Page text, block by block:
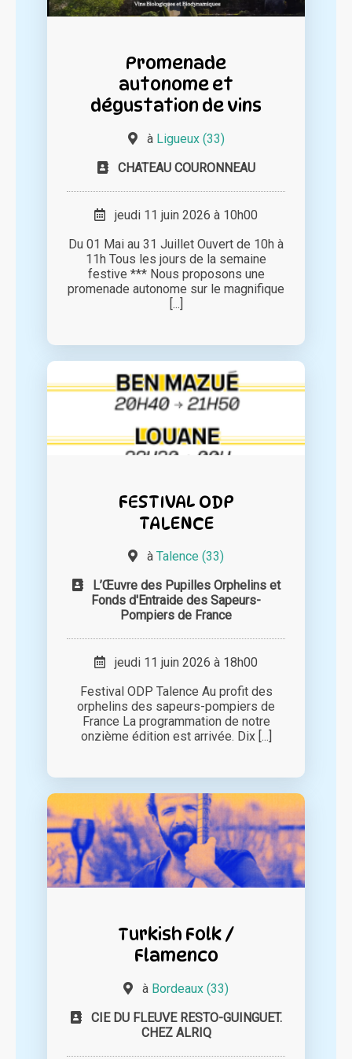
Promenade
autonome et
dégustation de vins
à Ligueux (33)
CHATEAU COURONNEAU
jeudi 11 juin 2026 à 10h00
Du 01 Mai au 31 Juillet Ouvert de 10h à
11h Tous les jours de la semaine
festive *** Nous proposons une
promenade autonome sur le magnifique
[...]
FESTIVAL ODP
TALENCE
à Talence (33)
L’Œuvre des Pupilles Orphelins et
Fonds d'Entraide des Sapeurs-
Pompiers de France
jeudi 11 juin 2026 à 18h00
Festival ODP Talence Au profit des
orphelins des sapeurs-pompiers de
France La programmation de notre
onzième édition est arrivée. Dix [...]
Turkish Folk /
Flamenco
à Bordeaux (33)
CIE DU FLEUVE RESTO-GUINGUET.
CHEZ ALRIQ